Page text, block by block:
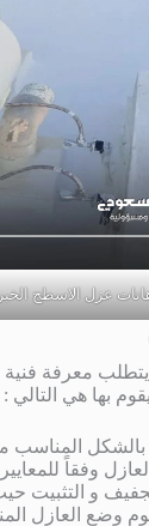
عزل الاسطح
يتطلب معرفة فنية
بها هي التالي :
المناسب
وفقاً
و التثبيت
وضع العازل